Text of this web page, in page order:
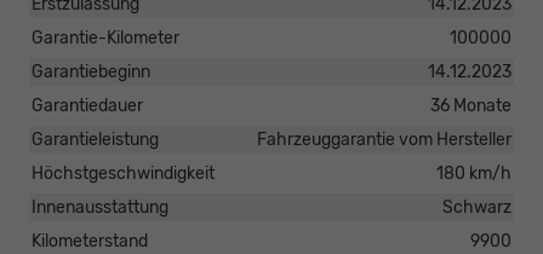
Erstzulassung
14.12.2023
Garantie-Kilometer
100000
Garantiebeginn
14.12.2023
Garantiedauer
36 Monate
Garantieleistung
Fahrzeuggarantie vom Hersteller
Höchstgeschwindigkeit
180 km/h
Innenausstattung
Schwarz
Kilometerstand
9900